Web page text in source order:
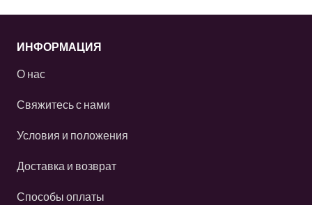
ИНФОРМАЦИЯ
О нас
Свяжитесь с нами
Условия и положения
Доставка и возврат
Способы оплаты